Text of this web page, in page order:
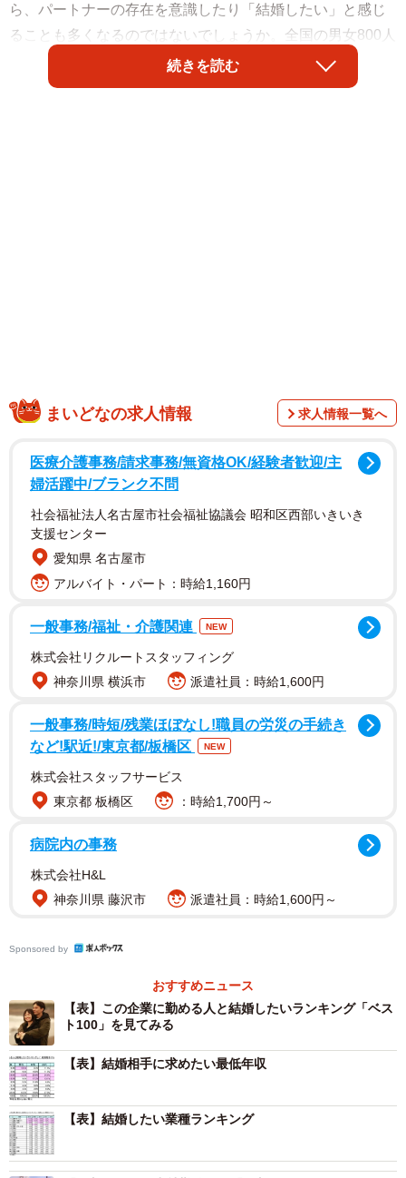
ら、パートナーの存在を意識したり「結婚したい」と感じ
ることも多くなるのではないでしょうか。全国の男女800人
に「結婚相手の勤務先として望む会社」を聞いたところ、1
位は「地方公務員」（回答率28.6％）、2位「国家公務員」
モンスター株式会社が2021年8月に聞いた「この企業に勤
める人と結婚したいランキング」で、今回が11回目の調査
となります。4位以下のランキングは、「任天堂」
（6.6％）、5位「アップル（Apple）」（5.5％）、6位「グ
ーグル（Google）」（4.9％）、7位「パナソニック」
（4.0％）、8位「ソニー」（3.3％）、9位「日本コカ・コ
ーラ」（3.1％）と続いています。
続きを読む
まいどなの求人情報 求人情報一覧へ
医療介護事務/請求事務/無資格OK/経験者歓迎/主
婦活躍中/ブランク不問
社会福祉法人名古屋市社会福祉協議会 昭和区西部いきいき
支援センター
愛知県 名古屋市
アルバイト・パート：時給1,160円
一般事務/福祉・介護関連 NEW
株式会社リクルートスタッフィング
神奈川県 横浜市
派遣社員：時給1,600円
一般事務/時短/残業ほぼなし!職員の労災の手続き
など!駅近!/東京都/板橋区
NEW
株式会社スタッフサービス
東京都 板橋区
：時給1,700円～
病院内の事務
株式会社H&L
神奈川県 藤沢市
派遣社員：時給1,600円～
Sponsored by
おすすめニュース
【表】この企業に勤める人と結婚したいランキング「ベス
ト100」を見てみる
【表】結婚相手に求めたい最低年収
【表】結婚したい業種ランキング